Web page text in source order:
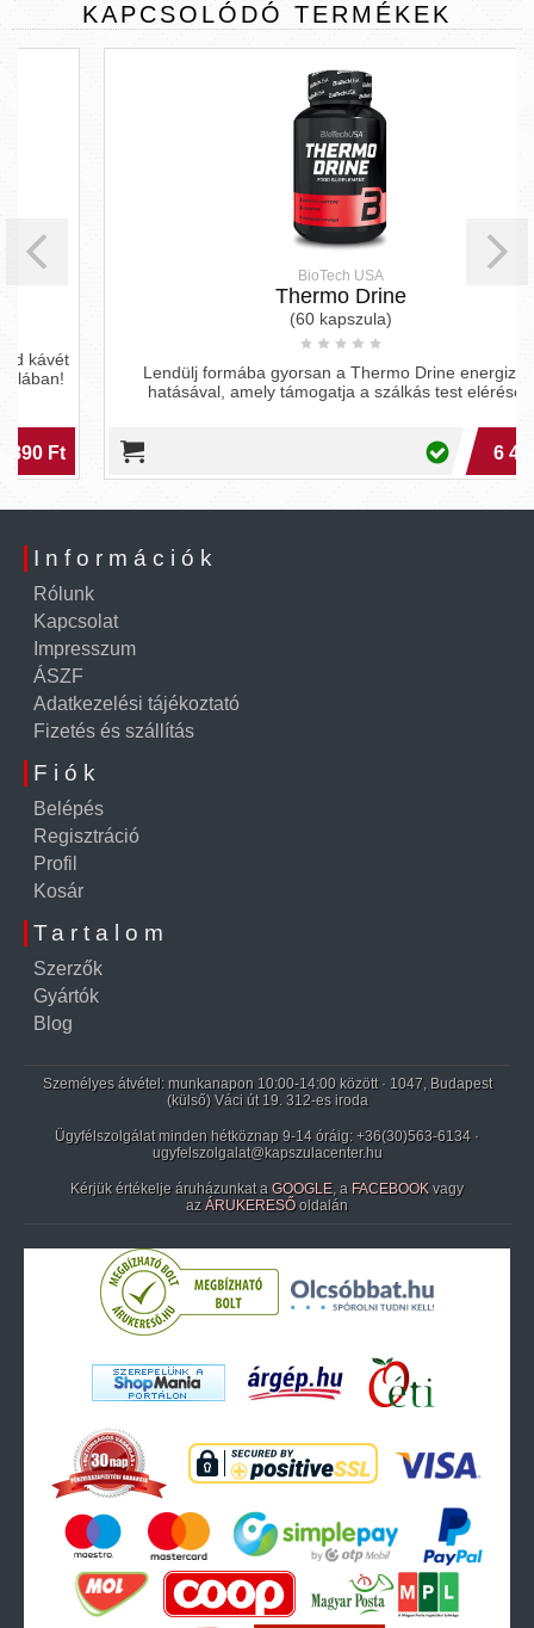
KAPCSOLÓDÓ TERMÉKEK
BioTech USA
Thermo Drine
(60 kapszula)
Lendülj formába gyorsan a Thermo Drine energizáló
hatásával, amely támogatja a szálkás test elérését!
6 490 Ft
Információk
Rólunk
Kapcsolat
Impresszum
ÁSZF
Adatkezelési tájékoztató
Fizetés és szállítás
Fiók
Belépés
Regisztráció
Profil
Kosár
Tartalom
Szerzők
Gyártók
Blog
Személyes átvétel: munkanapon 10:00-14:00 között · 1047, Budapest
(külső) Váci út 19. 312-es iroda
Ügyfélszolgálat minden hétköznap 9-14 óráig: +36(30)563-6134 ·
ugyfelszolgalat@kapszulacenter.hu
Kérjük értékelje áruházunkat a GOOGLE, a FACEBOOK vagy
az ÁRUKERESŐ oldalán